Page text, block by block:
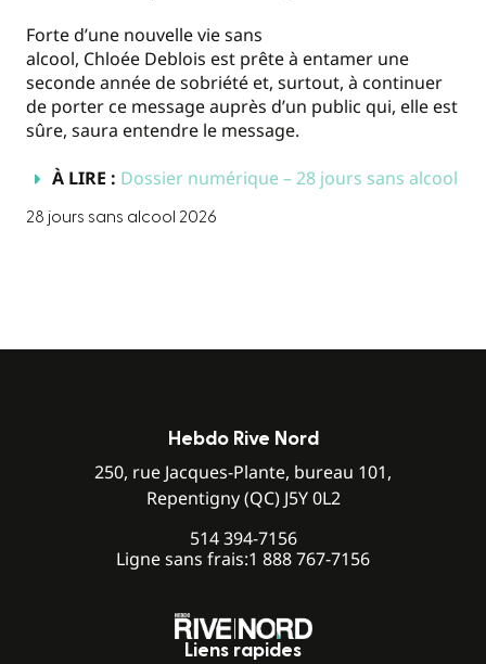
Forte d’une nouvelle vie sans
alcool, Chloée Deblois est prête à entamer une
seconde année de sobriété et, surtout, à continuer
de porter ce message auprès d’un public qui, elle est
sûre, saura entendre le message.
À LIRE : Dossier numérique – 28 jours sans alcool
28 jours sans alcool 2026
Hebdo Rive Nord
250, rue Jacques-Plante, bureau 101,
Repentigny (QC) J5Y 0L2
514 394-7156
Ligne sans frais:1 888 767-7156
Liens rapides